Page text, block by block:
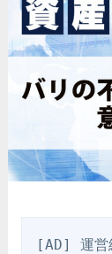
[AD] 運営